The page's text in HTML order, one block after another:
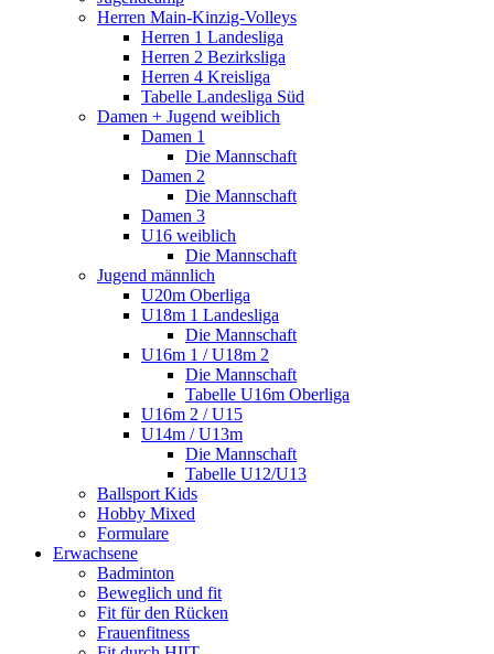
Herren Main-Kinzig-Volleys
Herren 1 Landesliga
Herren 2 Bezirksliga
Herren 4 Kreisliga
Tabelle Landesliga Süd
Damen + Jugend weiblich
Damen 1
Die Mannschaft
Damen 2
Die Mannschaft
Damen 3
U16 weiblich
Die Mannschaft
Jugend männlich
U20m Oberliga
U18m 1 Landesliga
Die Mannschaft
U16m 1 / U18m 2
Die Mannschaft
Tabelle U16m Oberliga
U16m 2 / U15
U14m / U13m
Die Mannschaft
Tabelle U12/U13
Ballsport Kids
Hobby Mixed
Formulare
Erwachsene
Badminton
Beweglich und fit
Fit für den Rücken
Frauenfitness